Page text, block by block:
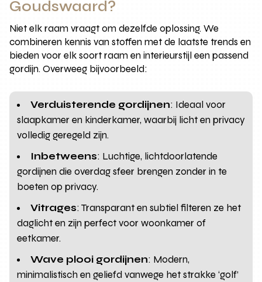
Goudswaard?
Niet elk raam vraagt om dezelfde oplossing. We
combineren kennis van stoffen met de laatste trends en
bieden voor elk soort raam en interieurstijl een passend
gordijn. Overweeg bijvoorbeeld:
Verduisterende gordijnen: Ideaal voor
slaapkamer en kinderkamer, waarbij licht en privacy
volledig geregeld zijn.
Inbetweens: Luchtige, lichtdoorlatende
gordijnen die overdag sfeer brengen zonder in te
boeten op privacy.
Vitrages: Transparant en subtiel filteren ze het
daglicht en zijn perfect voor woonkamer of
eetkamer.
Wave plooi gordijnen: Modern,
minimalistisch en geliefd vanwege het strakke ‘golf’